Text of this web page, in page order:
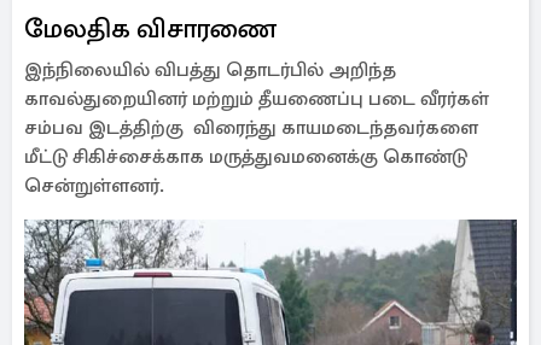
மேலதிக விசாரணை
இந்நிலையில் விபத்து தொடர்பில் அறிந்த
காவல்துறையினர் மற்றும் தீயணைப்பு படை வீரர்கள்
சம்பவ இடத்திற்கு விரைந்து காயமடைந்தவர்களை
மீட்டு சிகிச்சைக்காக மருத்துவமனைக்கு கொண்டு
சென்றுள்ளனர்.